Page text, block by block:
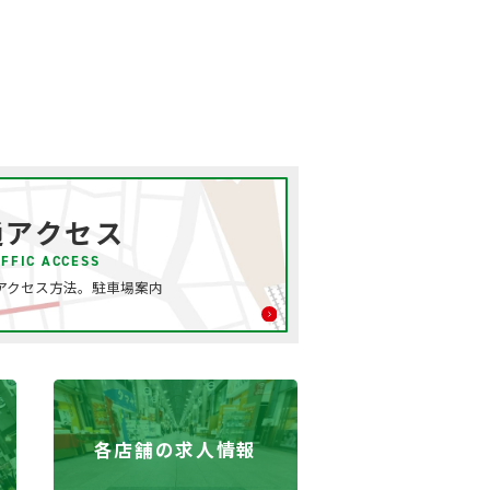
クセス
ACCESS
クセス方法。駐車場案内
各店舗の求人情報